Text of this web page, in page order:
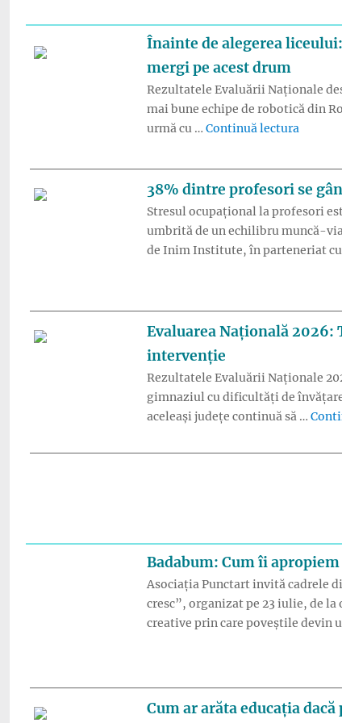
Înainte de alegerea
mergi pe acest drum
Rezultatele Evaluării Naționale
mai bune echipe de robotică din
urmă cu … Continuă lectura
38% dintre profesori se
Stresul ocupațional la profesori
umbrită de un echilibru muncă-
de Inim Institute, în parteneriat
Evaluarea Națională
intervenție
Rezultatele Evaluării Naționale
gimnaziul cu dificultăți de
aceleași județe continuă să …
Badabum: Cum îi
Asociația Punctart invită cadrele
cresc”, organizat pe 23 iulie, de
creative prin care poveștile devin
Cum ar arăta educația